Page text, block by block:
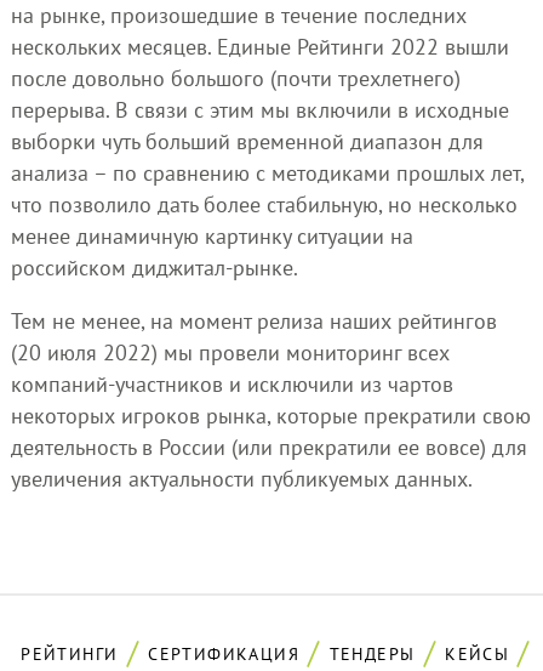
на рынке, произошедшие в течение последних
нескольких месяцев. Единые Рейтинги 2022 вышли
после довольно большого (почти трехлетнего)
перерыва. В связи с этим мы включили в исходные
выборки чуть больший временной диапазон для
анализа – по сравнению с методиками прошлых лет,
что позволило дать более стабильную, но несколько
менее динамичную картинку ситуации на
российском диджитал-рынке.
Тем не менее, на момент релиза наших рейтингов
(20 июля 2022) мы провели мониторинг всех
компаний-участников и исключили из чартов
некоторых игроков рынка, которые прекратили свою
деятельность в России (или прекратили ее вовсе) для
увеличения актуальности публикуемых данных.
РЕЙТИНГИ СЕРТИФИКАЦИЯ ТЕНДЕРЫ
КЕЙСЫ